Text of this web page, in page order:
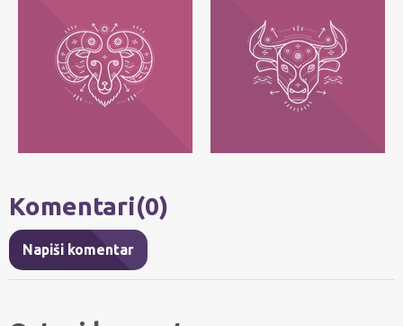
OVAN
Njihov moto je: Ja sam! Najvažnije im je
da svako može da bude ono što jeste, bez
pretvaranja.
BIK
Njihov moto je: Ja imam - posedujem!
Najvažnije im je da zadrže ono što im
pripada.
Komentari(0)
Napiši komentar